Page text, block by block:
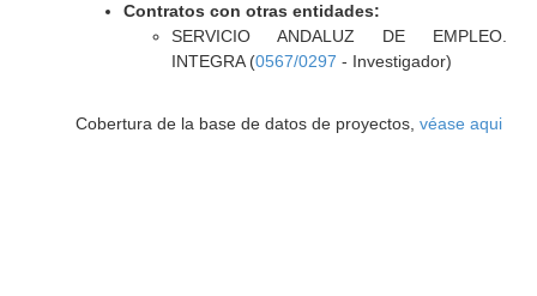
Contratos con otras entidades:
SERVICIO ANDALUZ DE EMPLEO.
INTEGRA (0567/0297 - Investigador)
Cobertura de la base de datos de proyectos, véase aqui